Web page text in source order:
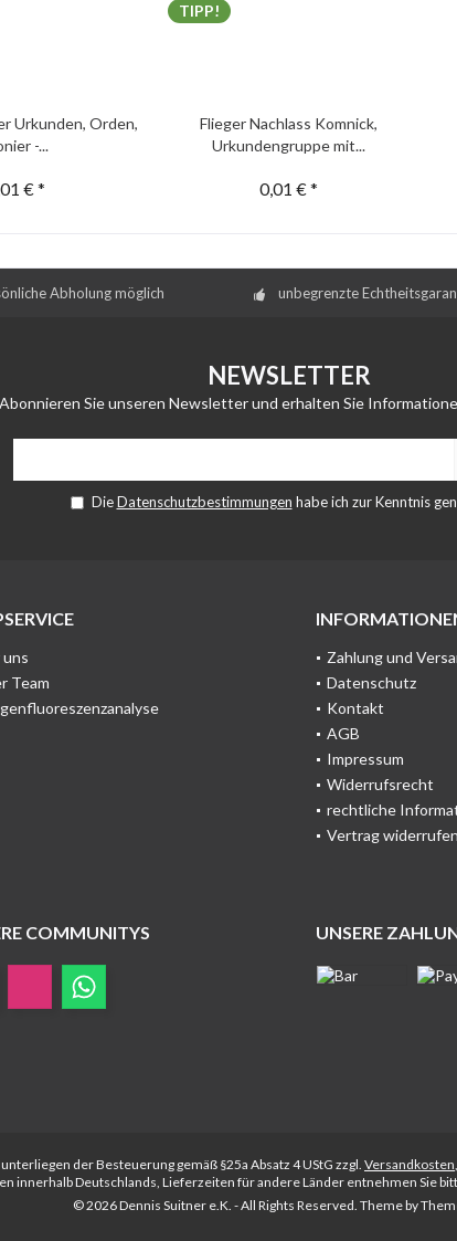
Urkunden, Orden,
-...
€ *
TIPP!
Flieger Nachlass Komnick,
Urkundengruppe mit...
0,01 € *
Abholung möglich unbegrenzte
NEWSLETTER
Abonnieren Sie unseren Newsletter und erhalten Sie
DieDatenschutzbestimmungen habe ich zur Kenntnis
Team
Zahlung und
Datenschutz
Kontakt
AGB
Impressum
Widerrufsrecht
rechtliche
Vertrag widerrufen
COMMUNITYS UNSERE
der Besteuerung gemäß §25a Absatz 4 UStG zzgl. Versandkosten
innerhalb Deutschlands, Lieferzeiten für andere Länder entnehmen Sie
© 2026 Dennis Suitner e.K. - All Rights Reserved. Theme by